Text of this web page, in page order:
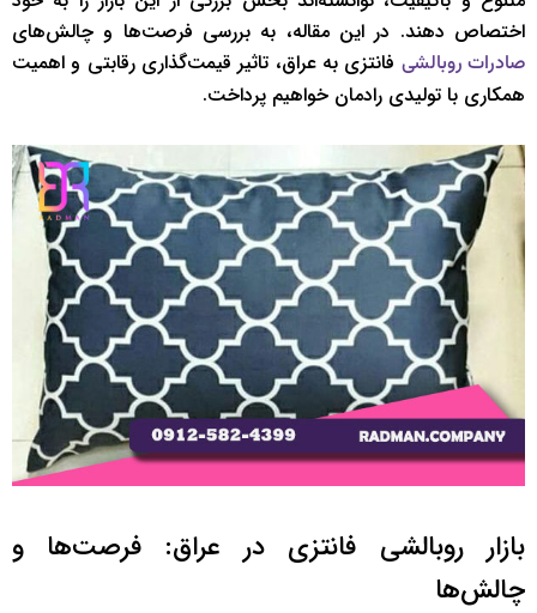
اختصاص دهند. در این مقاله، به بررسی فرصت‌ها و چالش‌های
صادرات روبالشی فانتزی به عراق، تاثیر قیمت‌گذاری رقابتی و اهمیت
همکاری با تولیدی رادمان خواهیم پرداخت.
بازار روبالشی فانتزی در عراق: فرصت‌ها و
چالش‌ها